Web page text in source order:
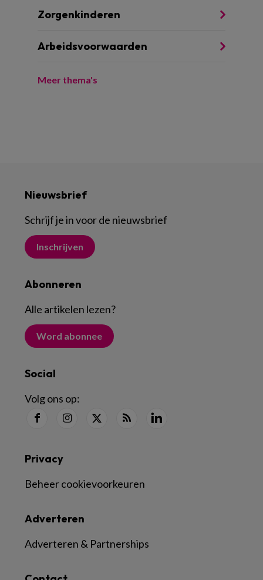
Zorgenkinderen
Arbeidsvoorwaarden
Meer thema's
Nieuwsbrief
Schrijf je in voor de nieuwsbrief
Inschrijven
Abonneren
Alle artikelen lezen?
Word abonnee
Social
Volg ons op:
Adverteren
Adverteren & Partnerships
Privacy
Beheer cookievoorkeuren